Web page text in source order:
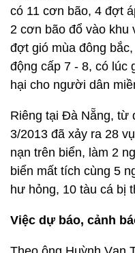
có 11 cơn bão, 4 đợt
2 cơn bão đổ vào khu
đợt gió mùa đông
động cấp 7 - 8, có lúc
hại cho người dân
Riêng tại Đà Nẵng, từ
3/2013 đã xảy ra 28
nạn trên biển, làm 2
biển mất tích cùng 5
hư hỏng, 10 tàu cá bị
Việc dự báo, cảnh